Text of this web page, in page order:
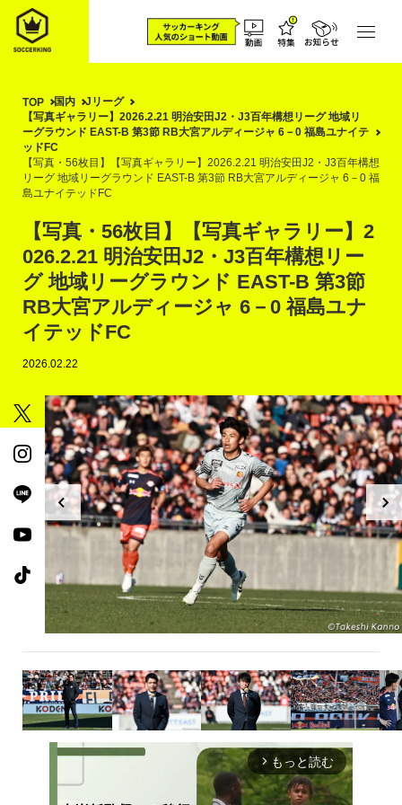
TOP 国内
Jリーグ
【写真ギャラリー】2026.2.21 明治安田J2・J3百年構想リーグ 地域リ
ーグラウンド EAST-B 第3節 RB大宮アルディージャ 6－0 福島ユナイテ
ッドFC
【写真・56枚目】【写真ギャラリー】2026.2.21 明治安田J2・J3百年構想
リーグ 地域リーグラウンド EAST-B 第3節 RB大宮アルディージャ 6－0 福
島ユナイテッドFC
【写真・56枚目】【写真ギャラリー】2
026.2.21 明治安田J2・J3百年構想リー
グ 地域リーグラウンド EAST-B 第3節
RB大宮アルディージャ 6－0 福島ユナ
イテッドFC
2026.02.22
arrow_forward_ios もっと読む